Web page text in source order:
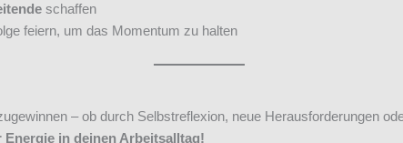
schaffen
feiern, um das Momentum zu halten
– ob durch Selbstreflexion, neue Herausforderungen
in deinen Arbeitsalltag!